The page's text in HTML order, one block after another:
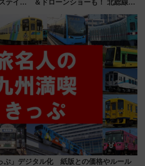
テイタ
獲得す
＆ドローンショーも！ 北総線を
車、観覧スポット情報と周辺観
光まとめ（7/28開催）
ぷ」デジタル化 紙版との価格やルール